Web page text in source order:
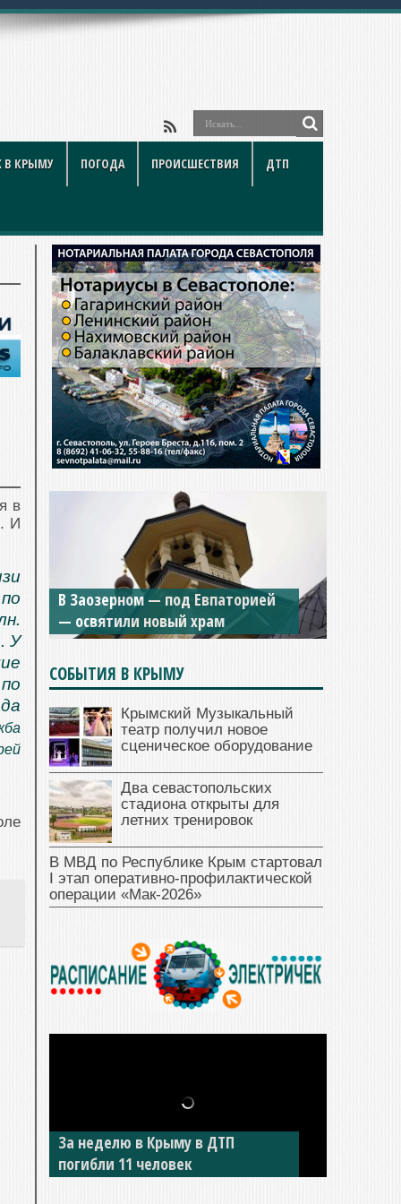
В КРЫМУ ПОГОДА ПРОИСШЕСТВИЯ ДТП
в
И
У
Мужской монастырь Косьмы и
Дамиана в Крыму вновь открыт
для посещения
СОБЫТИЯ В КРЫМУ
Крымский Музыкальный
театр получил новое
сценическое оборудование
Два севастопольских
стадиона открыты для
летних тренировок
В МВД по Республике Крым стартовал
I этап оперативно‑профилактической
операции «Мак‑2026»
В Джанкое водитель ВАЗа сбил
двух детей на «зебре»